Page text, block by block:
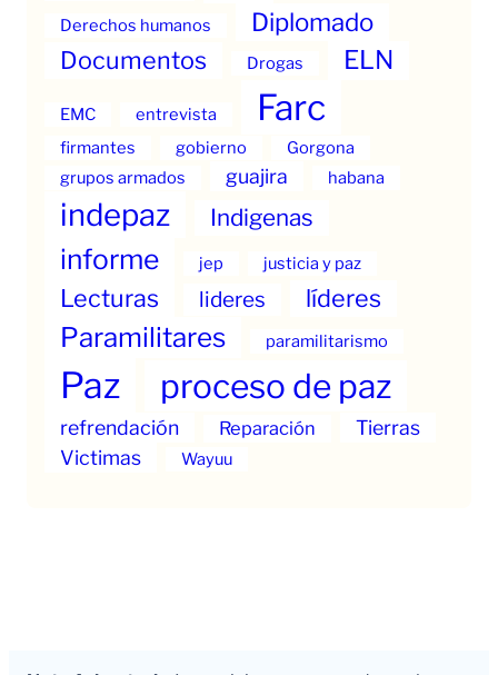
Derechos humanos Diplomado
Documentos Drogas ELN
EMC entrevista Farc
firmantes gobierno
Gorgona
grupos armados
guajira habana
indepaz Indigenas
informe jep justicia y paz
Lecturas lideres líderes
Paramilitares paramilitarismo
Paz proceso de paz
refrendación Reparación
Tierras
Victimas
Wayuu